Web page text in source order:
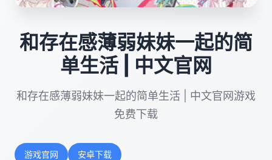
和存在感薄弱妹妹一起的简
单生活 | 中文官网
和存在感薄弱妹妹一起的简单生活 | 中文官网游戏
免费下载
游戏官网 安卓下载